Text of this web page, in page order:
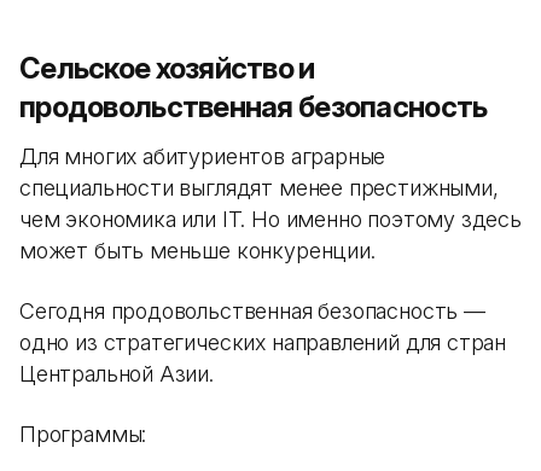
Сельское хозяйство и
продовольственная безопасность
Для многих абитуриентов аграрные
специальности выглядят менее престижными,
чем экономика или IT. Но именно поэтому здесь
может быть меньше конкуренции.
Сегодня продовольственная безопасность —
одно из стратегических направлений для стран
Центральной Азии.
Программы: